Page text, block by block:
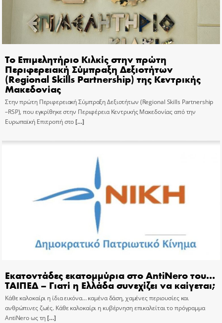
Το Επιμελητήριο Κιλκίς στην πρώτη
Περιφερειακή Σύμπραξη Δεξιοτήτων
(Regional Skills Partnership) της Κεντρικής
Μακεδονίας
Στην πρώτη Περιφερειακή Σύμπραξη Δεξιοτήτων (Regional Skills Partnership
–RSP), που εγκρίθηκε στην Περιφέρεια Κεντρικής Μακεδονίας από την
Ευρωπαϊκή Επιτροπή στο[…]
Εκατοντάδες εκατομμύρια στο AntiNero του…
ΤΑΙΠΕΔ – Γιατί η Ελλάδα συνεχίζει να καίγεται;
Κάθε καλοκαίρι η ίδια εικόνα… καμένα δάση, χαμένες περιουσίες και
ανθρώπινες ζωές. Κάθε καλοκαίρι η κυβέρνηση επικαλείται το πρόγραμμα
AntiNero ως τη[…]